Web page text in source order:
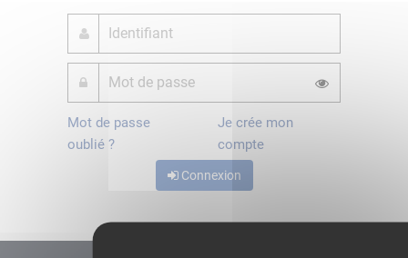
Mot de passe
oublié ?
Je crée mon
compte
Connexion